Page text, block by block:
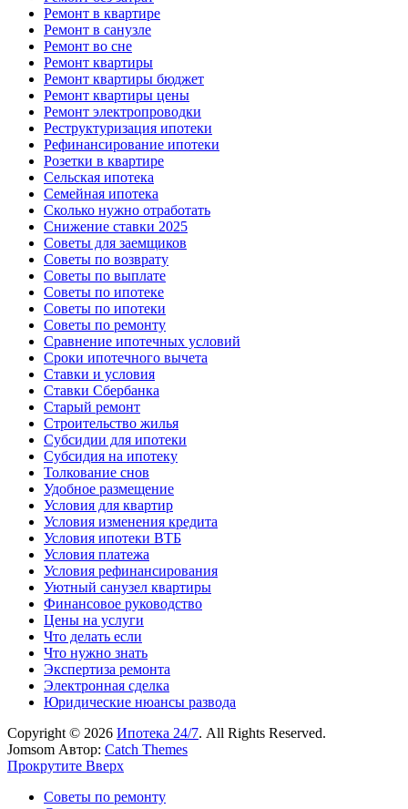
Ремонт в квартире
Ремонт в санузле
Ремонт во сне
Ремонт квартиры
Ремонт квартиры бюджет
Ремонт квартиры цены
Ремонт электропроводки
Реструктуризация ипотеки
Рефинансирование ипотеки
Розетки в квартире
Сельская ипотека
Семейная ипотека
Сколько нужно отработать
Снижение ставки 2025
Советы для заемщиков
Советы по возврату
Советы по выплате
Советы по ипотеке
Советы по ипотеки
Советы по ремонту
Сравнение ипотечных условий
Сроки ипотечного вычета
Ставки и условия
Ставки Сбербанка
Старый ремонт
Строительство жилья
Субсидии для ипотеки
Субсидия на ипотеку
Толкование снов
Удобное размещение
Условия для квартир
Условия изменения кредита
Условия ипотеки ВТБ
Условия платежа
Условия рефинансирования
Уютный санузел квартиры
Финансовое руководство
Цены на услуги
Что делать если
Что нужно знать
Экспертиза ремонта
Электронная сделка
Юридические нюансы развода
Copyright © 2026 Ипотека 24/7. All Rights Reserved.
Jomsom Автор: Catch Themes
Прокрутите Вверх
Советы по ремонту